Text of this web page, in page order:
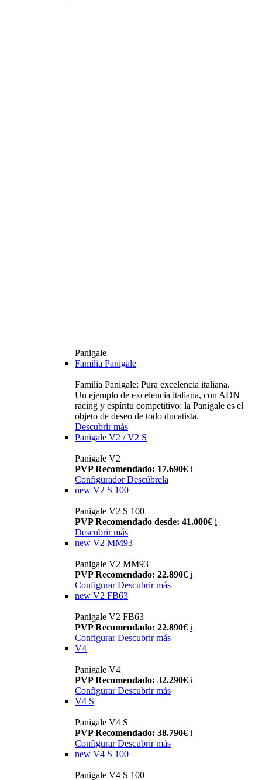
Panigale
Familia Panigale
Familia Panigale: Pura excelencia italiana.
Un ejemplo de excelencia italiana, con ADN
racing y espíritu competitivo: la Panigale es el
objeto de deseo de todo ducatista.
Descubrir más
Panigale V2 / V2 S
Panigale V2
PVP Recomendado: 17.690€ i
Configurador Descúbrela
new V2 S 100
Panigale V2 S 100
PVP Recomendado desde: 41.000€ i
Descubrir más
new V2 MM93
Panigale V2 MM93
PVP Recomendado: 22.890€ i
Configurar Descubrir más
new V2 FB63
Panigale V2 FB63
PVP Recomendado: 22.890€ i
Configurar Descubrir más
V4
Panigale V4
PVP Recomendado: 32.290€ i
Configurar Descubrir más
V4 S
Panigale V4 S
PVP Recomendado: 38.790€ i
Configurar Descubrir más
new V4 S 100
Panigale V4 S 100